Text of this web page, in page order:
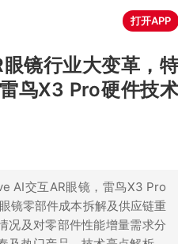
打开APP
眼镜行业大变革，特
鸟X3 Pro硬件技术
AI交互AR眼镜，雷鸟X3 Pro
镜零部件成本拆解及供应链重
及对零部件性能增量需求分